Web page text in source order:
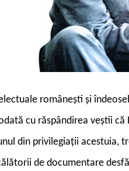
românești și
cu răspândirea veștii
din privilegiații acestuia,
de documentare